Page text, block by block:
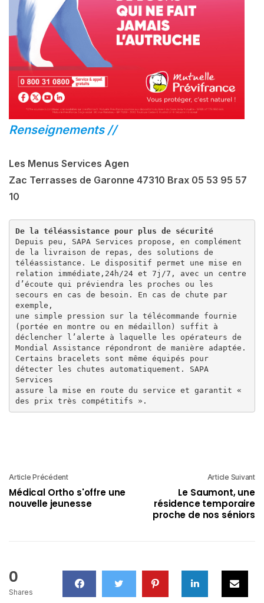
Renseignements //
Les Menus Services Agen
Zac Terrasses de Garonne 47310 Brax 05 53 95 57
10
De la téléassistance pour plus de sécurité
Depuis peu, SAPA Services propose, en complément
de la livraison de repas, des solutions de
téléassistance. Le dispositif permet une mise en
relation immédiate,24h/24 et 7j/7, avec un centre
d’écoute qui préviendra les proches ou les
secours en cas de besoin. En cas de chute par
exemple,
une simple pression sur la télécommande fournie
(portée en montre ou en médaillon) suffit à
déclencher l’alerte à laquelle les opérateurs de
Mondial Assistance répondront de manière adaptée.
Certains bracelets sont même équipés pour
détecter les chutes automatiquement. SAPA
Services
assure la mise en route du service et garantit «
des prix très compétitifs ».
Article Précédent
Médical Ortho s'offre une
nouvelle jeunesse
Article Suivant
Le Saumont, une
résidence temporaire
proche de nos séniors
0
Shares